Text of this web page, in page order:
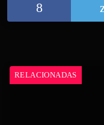
RELACIONADAS